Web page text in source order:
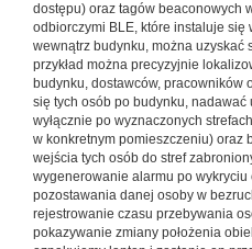
dostępu) oraz tagów beaconowych
odbiorczymi BLE, które instaluje się
wewnątrz budynku, można uzyskać
przykład można precyzyjnie
budynku, dostawców, pracowników
się tych osób po budynku,
wyłącznie po wyznaczonych
w konkretnym pomieszczeniu) oraz
wejścia tych osób do stref
wygenerowanie alarmu po
pozostawania danej osoby w
rejestrowanie czasu przebywania
pokazywanie zmiany położenia